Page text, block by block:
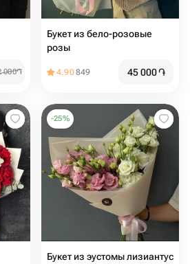
000֏
Букет из бело-розовые
розы
4.90849 45 000֏
-25%
Букет из эустомы лизиантус